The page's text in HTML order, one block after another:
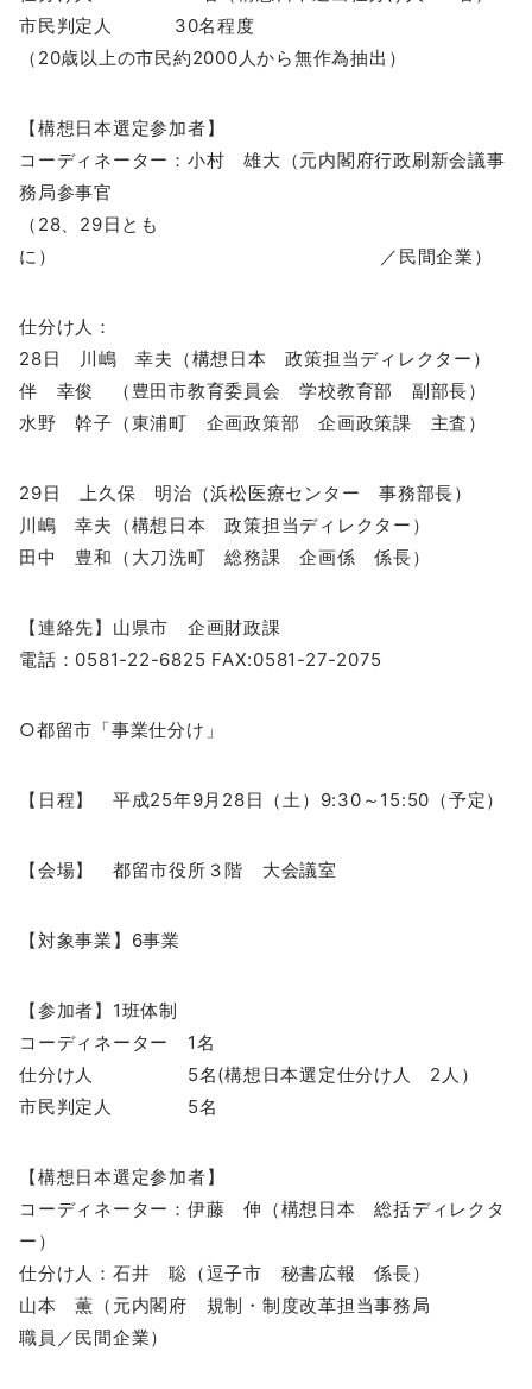
市民判定人 30名程度
（20歳以上の市民約2000人から無作為抽出）
【構想日本選定参加者】
コーディネーター：小村 雄大（元内閣府行政刷新会議事
務局参事官
（28、29日とも
に） ／民間企業）
仕分け人：
28日 川嶋 幸夫（構想日本 政策担当ディレクター）
伴 幸俊 （豊田市教育委員会 学校教育部 副部長）
水野 幹子（東浦町 企画政策部 企画政策課 主査）
29日 上久保 明治（浜松医療センター 事務部長）
川嶋 幸夫（構想日本 政策担当ディレクター）
田中 豊和（大刀洗町 総務課 企画係 係長）
【連絡先】山県市 企画財政課
電話：0581-22-6825 FAX:0581-27-2075
○都留市「事業仕分け」
【日程】 平成25年9月28日（土）9:30～15:50（予定）
【会場】 都留市役所３階 大会議室
【対象事業】6事業
【参加者】1班体制
コーディネーター 1名
仕分け人 5名(構想日本選定仕分け人 2人）
市民判定人 5名
【構想日本選定参加者】
コーディネーター：伊藤 伸（構想日本 総括ディレクタ
ー）
仕分け人：石井 聡（逗子市 秘書広報 係長）
山本 薫（元内閣府 規制・制度改革担当事務局
職員／民間企業）